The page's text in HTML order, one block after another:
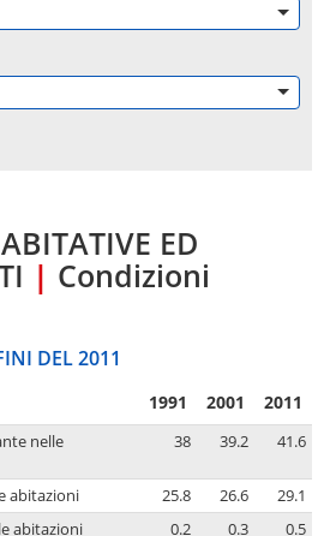
ED
| Condizioni
DEL 2011
1991 2001 2011
nelle
38 39.2 41.6
abitazioni 25.8 26.6
29.1
abitazioni
0.2 0.3
0.5